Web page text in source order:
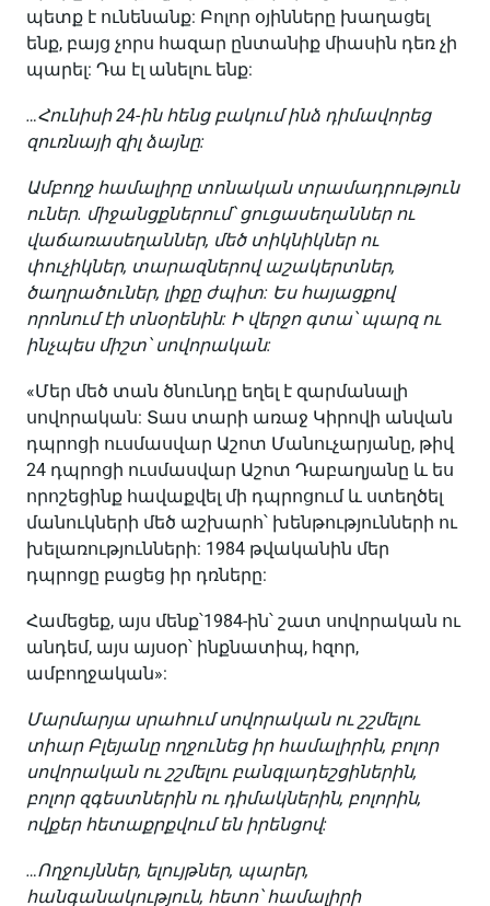
պետք է ունենանք: Բոլոր օյինները խաղացել
ենք, բայց չորս հազար ընտանիք միասին դեռ չի
պարել: Դա էլ անելու ենք:
…Հունիսի 24-ին հենց բակում ինձ դիմավորեց
զուռնայի զիլ ձայնը:
Ամբողջ համալիրը տոնական տրամադրություն
ուներ. միջանցքներում՝ ցուցասեղաններ ու
վաճառասեղաններ, մեծ տիկնիկներ ու
փուչիկներ, տարազներով աշակերտներ,
ծաղրածուներ, լիքը ժպիտ: Ես հայացքով
որոնում էի տնօրենին: Ի վերջո գտա՝ պարզ ու
ինչպես միշտ՝ սովորական:
«Մեր մեծ տան ծնունդը եղել է զարմանալի
սովորական: Տաս տարի առաջ Կիրովի անվան
դպրոցի ուսմասվար Աշոտ Մանուչարյանը, թիվ
24 դպրոցի ուսմասվար Աշոտ Դաբաղյանը և ես
որոշեցինք հավաքվել մի դպրոցում և ստեղծել
մանուկների մեծ աշխարհ՝ խենթությունների ու
խելառությունների: 1984 թվականին մեր
դպրոցը բացեց իր դռները:
Համեցեք, այս մենք՝1984-ին՝ շատ սովորական ու
անդեմ, այս այսօր՝ ինքնատիպ, հզոր,
ամբողջական»:
Մարմարյա սրահում սովորական ու շշմելու
տիար Բլեյանը ողջունեց իր համալիրին, բոլոր
սովորական ու շշմելու բանգլադեշցիներին,
բոլոր զգեստներին ու դիմակներին, բոլորին,
ովքեր հետաքրքվում են իրենցով:
…Ողջույններ, ելույթներ, պարեր,
հանգանակություն, հետո՝ համալիրի